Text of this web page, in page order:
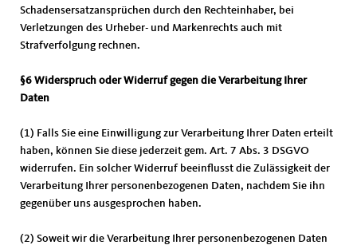
Schadensersatzansprüchen durch den Rechteinhaber, bei
Verletzungen des Urheber- und Markenrechts auch mit
Strafverfolgung rechnen.
§6 Widerspruch oder Widerruf gegen die Verarbeitung Ihrer
Daten
(1) Falls Sie eine Einwilligung zur Verarbeitung Ihrer Daten erteilt
haben, können Sie diese jederzeit gem. Art. 7 Abs. 3 DSGVO
widerrufen. Ein solcher Widerruf beeinflusst die Zulässigkeit der
Verarbeitung Ihrer personenbezogenen Daten, nachdem Sie ihn
gegenüber uns ausgesprochen haben.
(2) Soweit wir die Verarbeitung Ihrer personenbezogenen Daten